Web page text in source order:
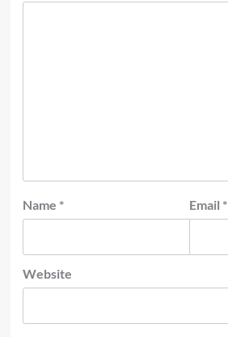
Name * Email *
Website